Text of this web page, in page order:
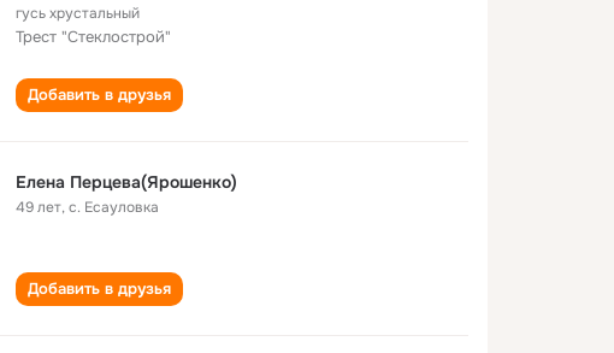
гусь хрустальный
Трест "Стеклострой"
Добавить в друзья
Елена Перцева(Ярошенко)
49 лет,с. Есауловка
Добавить в друзья